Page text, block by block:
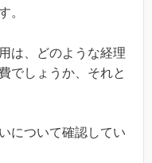
。
は、どのような経理
でしょうか、それと
について確認してい